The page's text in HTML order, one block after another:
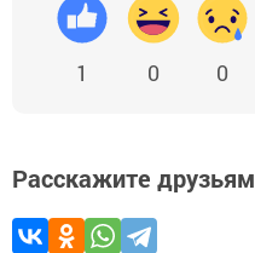
1 0 0
Расскажите друзьям